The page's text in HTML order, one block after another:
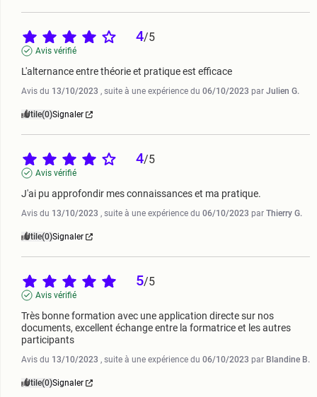
4/5
Avis vérifié
L'alternance entre théorie et pratique est efficace
Avis du 13/10/2023 , suite à une expérience du 06/10/2023 par Julien G.
Utile(0)Signaler
4/5
Avis vérifié
J'ai pu approfondir mes connaissances et ma pratique.
Avis du 13/10/2023 , suite à une expérience du 06/10/2023 par Thierry G.
Utile(0)Signaler
5/5
Avis vérifié
Très bonne formation avec une application directe sur nos
documents, excellent échange entre la formatrice et les autres
participants
Avis du 13/10/2023 , suite à une expérience du 06/10/2023 par Blandine B.
Utile(0)Signaler